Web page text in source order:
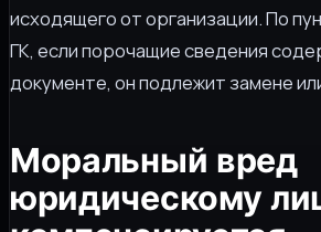
исходящего от организации. По
ГК, если порочащие сведения
документе, он подлежит замене
Моральный вред
юридическому